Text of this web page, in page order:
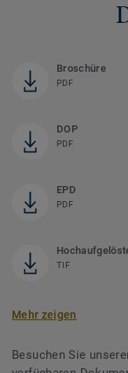
Broschüre
PDF
DOP
PDF
EPD
PDF
TIF
Mehr zeigen
Besuchen Sie